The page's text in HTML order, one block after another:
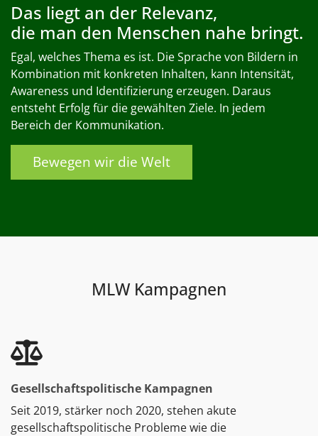
Das liegt an der Relevanz,
die man den Menschen nahe bringt.
Egal, welches Thema es ist. Die Sprache von Bildern in
Kombination mit konkreten Inhalten, kann Intensität,
Awareness und Identifizierung erzeugen. Daraus
entsteht Erfolg für die gewählten Ziele. In jedem
Bereich der Kommunikation.
Bewegen wir die Welt
MLW Kampagnen
Gesellschaftspolitische Kampagnen
Seit 2019, stärker noch 2020, stehen akute
gesellschaftspolitische Probleme wie die